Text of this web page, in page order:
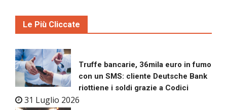
Le Più Cliccate
Truffe bancarie, 36mila euro in fumo
con un SMS: cliente Deutsche Bank
riottiene i soldi grazie a Codici
31 Luglio 2026